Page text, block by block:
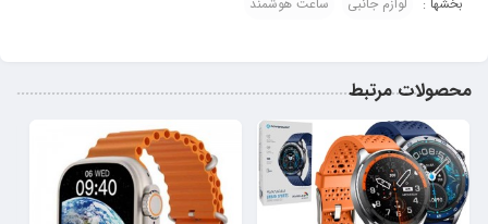
فونت جدید استفاده شده در این ساعت، آسان‌تر خوانده می‌شود. از سوی دیگر،
بررسی داده‌ها و اطلاعات به لطف نمایش بزرگ‌تر شماره‌ها و اعداد و همچنین
رنگ‌های متضاد، حتی در هنگام حرکت نیز ساده است.
پردازنده جدید
بخشها : لوازم جانبی ساعت هوشمند
محصولات مرتبط